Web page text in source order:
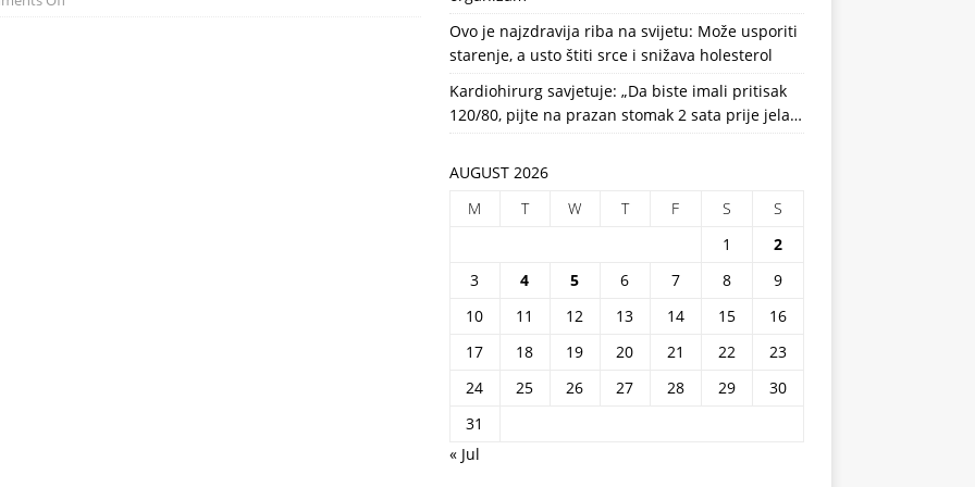
Ovo je najzdravija riba na svijetu: Može usporiti
starenje, a usto štiti srce i snižava holesterol
Kardiohirurg savjetuje: „Da biste imali pritisak
120/80, pijte na prazan stomak 2 sata prije jela…
AUGUST 2026
M
T W T F S
S
1
2
3
4 5 6 7 8
9
10
11 12 13 14 15
16
17
18 19 20 21 22
23
24
25 26 27 28 29
30
31
« Jul